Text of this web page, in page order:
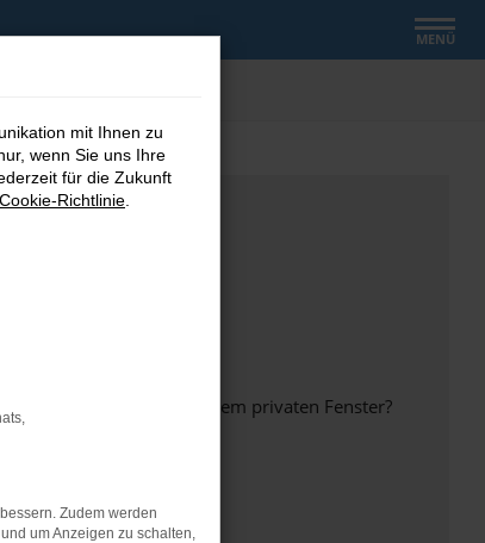
MENÜ
Browser oder in einem privaten Fenster?
unterstützt werden.
mit Ihnen zu
wenn Sie uns Ihre
für die Zukunft
Cookie-Richtlinie
Zudem werden
um Anzeigen zu schalten,